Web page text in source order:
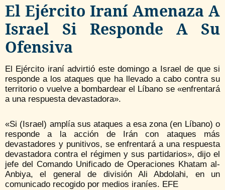
El Ejército Iraní Amenaza A
Israel Si Responde A Su
Ofensiva
El Ejército iraní advirtió este domingo a Israel de que si
responde a los ataques que ha llevado a cabo contra su
territorio o vuelve a bombardear el Líbano se «enfrentará
a una respuesta devastadora».
«Si (Israel) amplía sus ataques a esa zona (en Líbano) o
responde a la acción de Irán con ataques más
devastadores y punitivos, se enfrentará a una respuesta
devastadora contra el régimen y sus partidarios», dijo el
jefe del Comando Unificado de Operaciones Khatam al-
Anbiya, el general de división Ali Abdolahi, en un
comunicado recogido por medios iraníes. EFE